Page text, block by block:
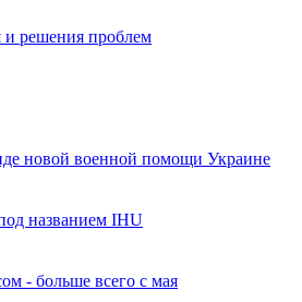
и решения проблем
новой военной помощи Украине
названием IHU
- больше всего с мая